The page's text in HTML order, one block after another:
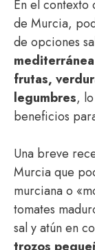
En el
de Murcia,
de opciones
frutas,
legumbres,
beneficios
Una breve
Murcia que
murciana o
tomates
sal y atún en